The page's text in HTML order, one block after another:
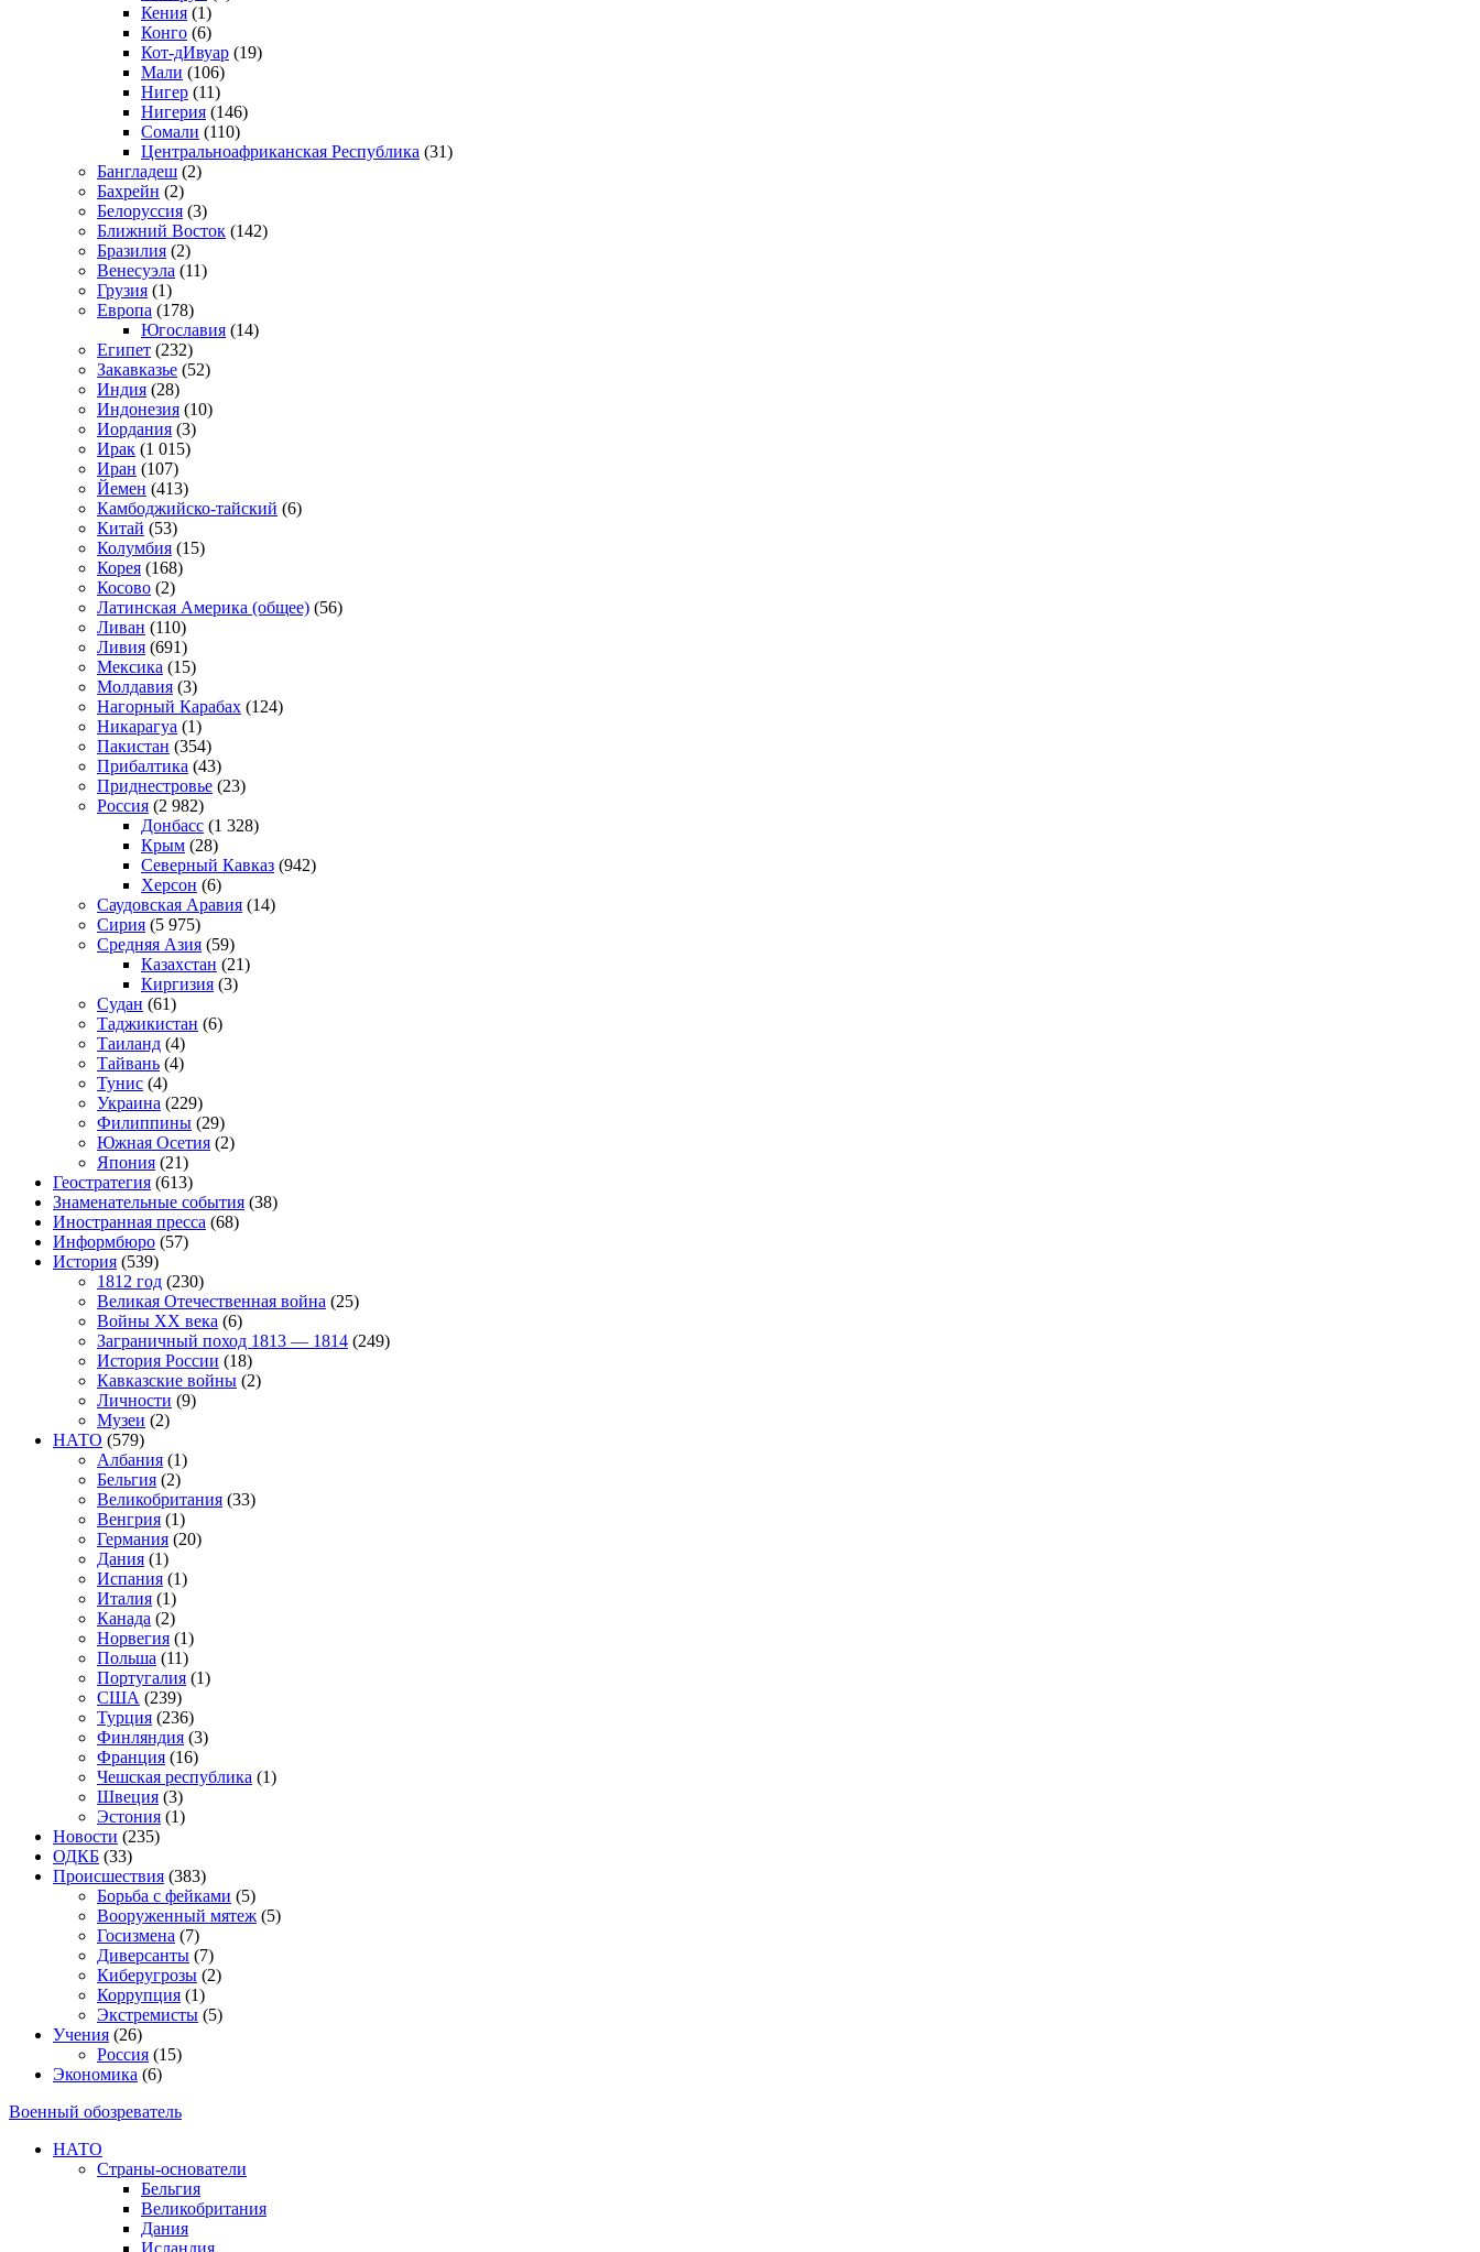
Кения (1)
Конго (6)
Кот-дИвуар (19)
Мали (106)
Нигер (11)
Нигерия (146)
Сомали (110)
Центральноафриканская Республика (31)
Бангладеш (2)
Бахрейн (2)
Белоруссия (3)
Ближний Восток (142)
Бразилия (2)
Венесуэла (11)
Грузия (1)
Европа (178)
Югославия (14)
Египет (232)
Закавказье (52)
Индия (28)
Индонезия (10)
Иордания (3)
Ирак (1 015)
Иран (107)
Йемен (413)
Камбоджийско-тайский (6)
Китай (53)
Колумбия (15)
Корея (168)
Косово (2)
Латинская Америка (общее) (56)
Ливан (110)
Ливия (691)
Мексика (15)
Молдавия (3)
Нагорный Карабах (124)
Никарагуа (1)
Пакистан (354)
Прибалтика (43)
Приднестровье (23)
Россия (2 982)
Донбасс (1 328)
Крым (28)
Северный Кавказ (942)
Херсон (6)
Саудовская Аравия (14)
Сирия (5 975)
Средняя Азия (59)
Казахстан (21)
Киргизия (3)
Судан (61)
Таджикистан (6)
Таиланд (4)
Тайвань (4)
Тунис (4)
Украина (229)
Филиппины (29)
Южная Осетия (2)
Япония (21)
Геостратегия (613)
Знаменательные события (38)
Иностранная пресса (68)
Информбюро (57)
История (539)
1812 год (230)
Великая Отечественная война (25)
Войны XX века (6)
Заграничный поход 1813 — 1814 (249)
История России (18)
Кавказские войны (2)
Личности (9)
Музеи (2)
НАТО (579)
Албания (1)
Бельгия (2)
Великобритания (33)
Венгрия (1)
Германия (20)
Дания (1)
Испания (1)
Италия (1)
Канада (2)
Норвегия (1)
Польша (11)
Португалия (1)
США (239)
Турция (236)
Финляндия (3)
Франция (16)
Чешская республика (1)
Швеция (3)
Эстония (1)
Новости (235)
ОДКБ (33)
Происшествия (383)
Борьба с фейками (5)
Вооруженный мятеж (5)
Госизмена (7)
Диверсанты (7)
Киберугрозы (2)
Коррупция (1)
Экстремисты (5)
Учения (26)
Россия (15)
Экономика (6)
Военный обозреватель
НАТО
Страны-основатели
Бельгия
Великобритания
Дания